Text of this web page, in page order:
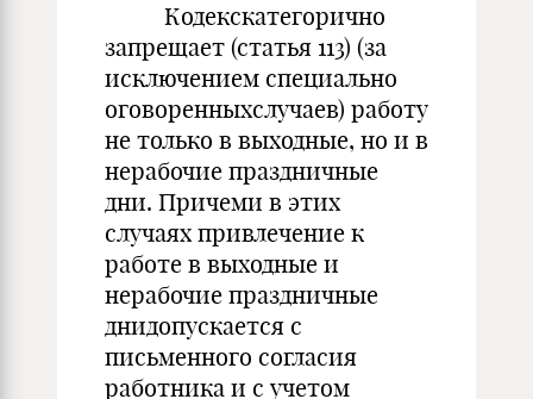
Кодекскатегорично
запрещает (статья 113) (за
исключением специально
оговоренныхслучаев) работу
не только в выходные, но и в
нерабочие праздничные
дни. Причеми в этих
случаях привлечение к
работе в выходные и
нерабочие праздничные
днидопускается с
письменного согласия
работника и с учетом